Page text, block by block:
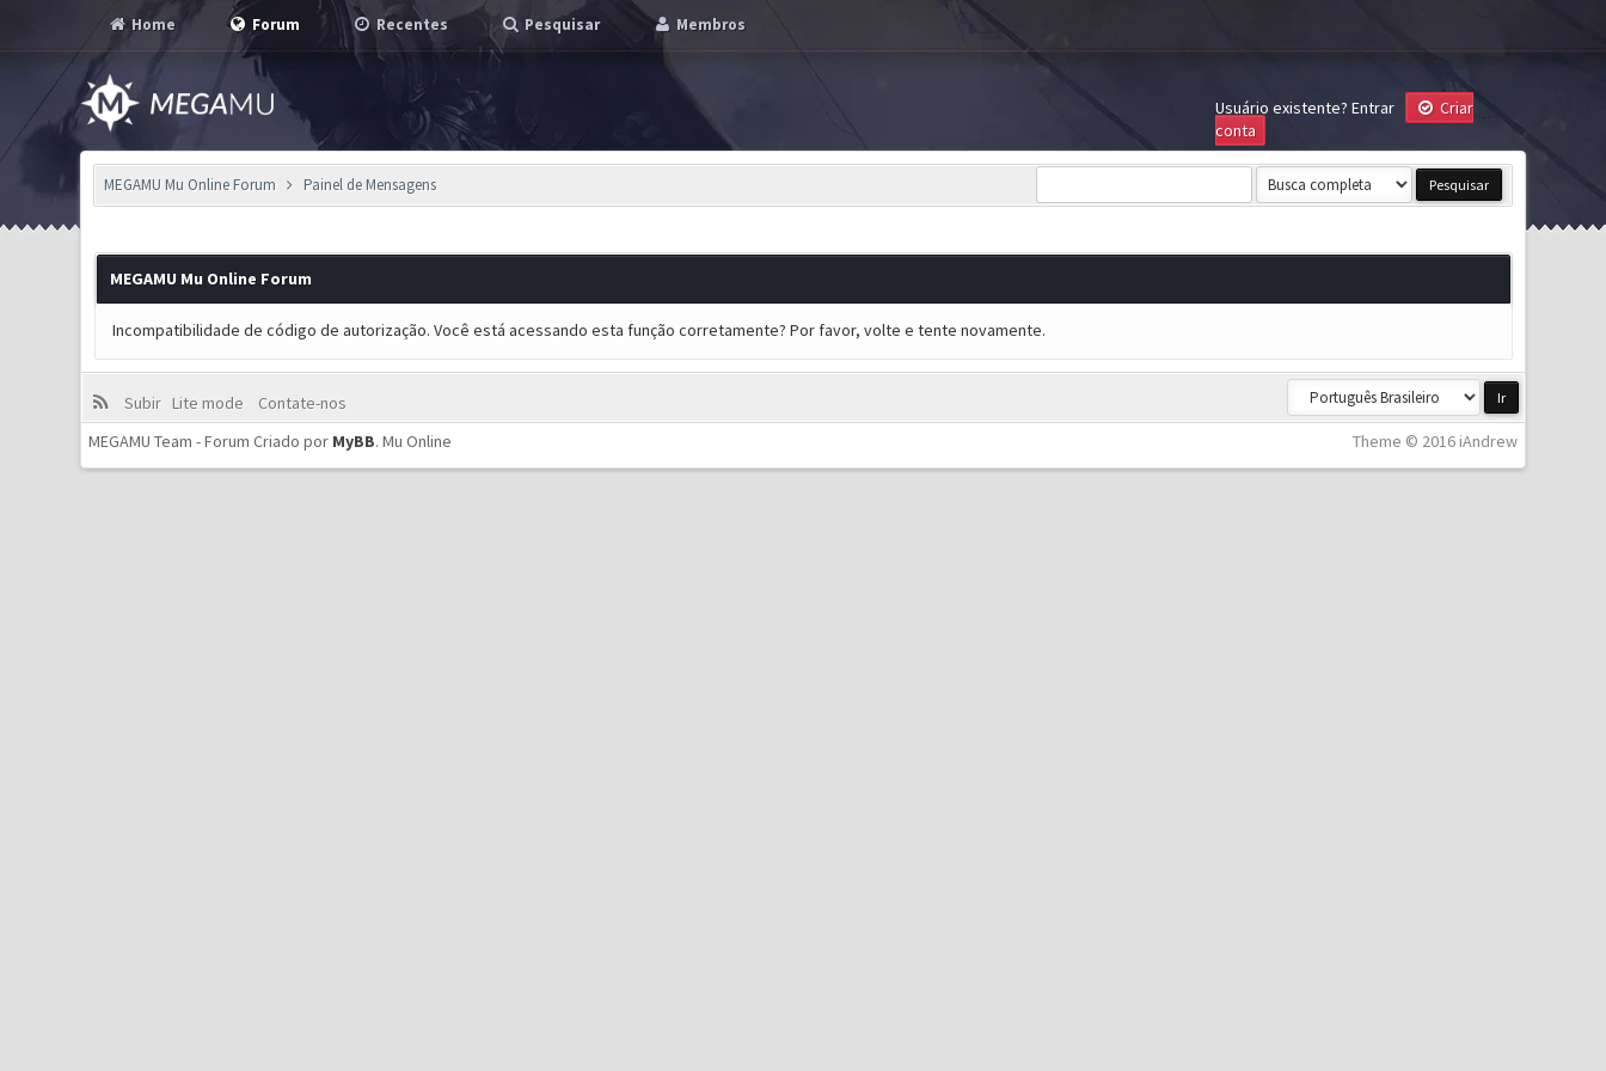
Home Forum Recentes Pesquisar Membros
Usuário existente? Entrar
Criar
conta
MEGAMU Mu Online Forum Painel de Mensagens
MEGAMU Mu Online Forum
Incompatibilidade de código de autorização. Você está acessando esta função corretamente? Por favor, volte e tente novamente.
Subir Lite mode
Contate-nos
Theme © 2016 iAndrew
MEGAMU Team - Forum Criado por MyBB.Mu Online